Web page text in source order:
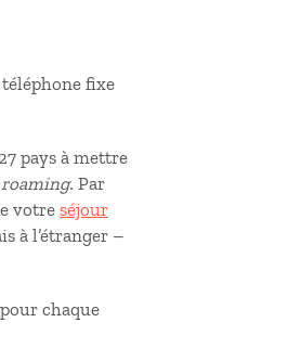
fixe
pays à mettre
roaming. Par
votre séjour
à l’étranger –
chaque